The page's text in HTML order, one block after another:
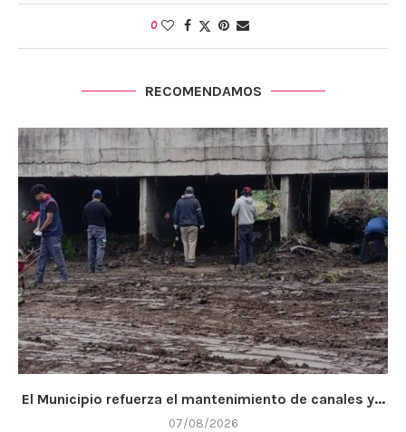
0
RECOMENDAMOS
El Municipio refuerza el mantenimiento de canales y...
07/08/2026